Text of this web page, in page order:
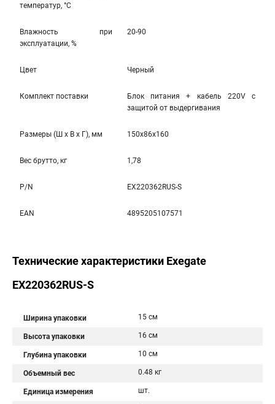
температур, °С
Влажность при
эксплуатации, %
20-90
Цвет Черный
Комплект поставки
Блок питания + кабель 220V с
защитой от выдергивания
Размеры (Ш x В x Г), мм 150x86x160
Вес брутто, кг 1,78
P/N EX220362RUS-S
EAN 4895205107571
Технические характеристики Exegate
EX220362RUS-S
Ширина упаковки 15 см
Высота упаковки 16 см
Глубина упаковки 10 см
Объемный вес 0.48 кг
Единица измерения шт.